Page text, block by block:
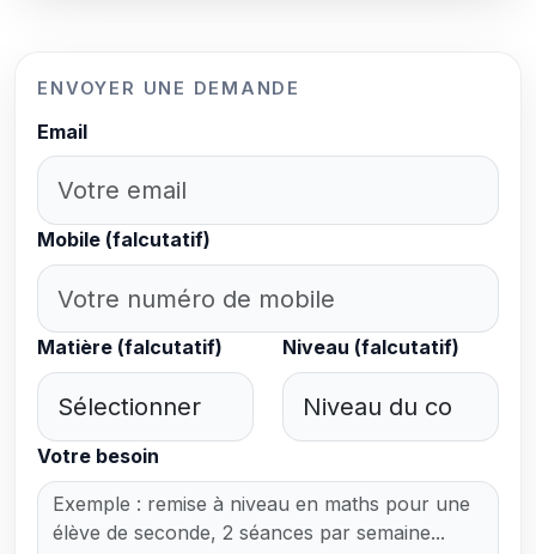
ENVOYER UNE DEMANDE
Email
Mobile (falcutatif)
Matière (falcutatif) Niveau (falcutatif)
Votre besoin